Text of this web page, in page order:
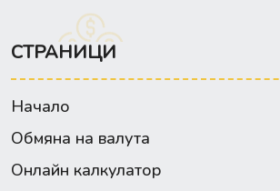
СТРАНИЦИ
Начало
Обмяна на валута
Онлайн калкулатор